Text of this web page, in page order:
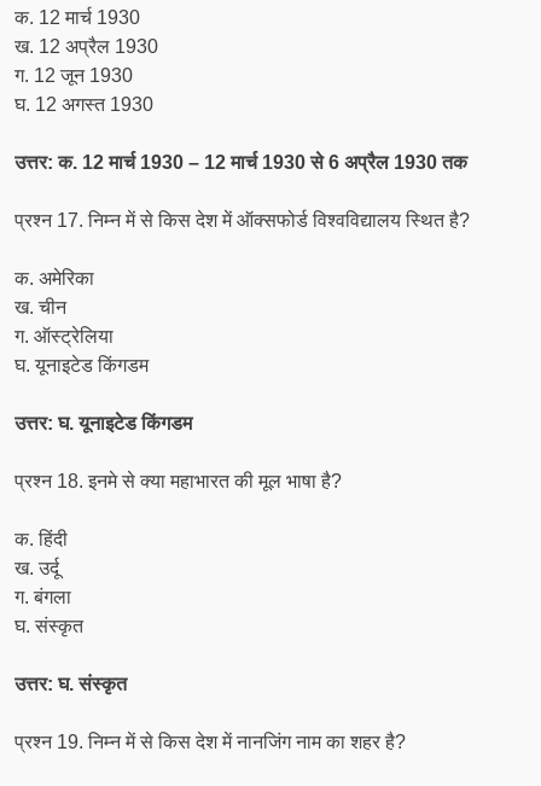
क. 12 मार्च 1930
ख. 12 अप्रैल 1930
ग. 12 जून 1930
घ. 12 अगस्त 1930
उत्तर: क. 12 मार्च 1930 – 12 मार्च 1930 से 6 अप्रैल 1930 तक
प्रश्न 17. निम्न में से किस देश में ऑक्सफोर्ड विश्वविद्यालय स्थित है?
क. अमेरिका
ख. चीन
ग. ऑस्ट्रेलिया
घ. यूनाइटेड किंगडम
उत्तर: घ. यूनाइटेड किंगडम
प्रश्न 18. इनमे से क्या महाभारत की मूल भाषा है?
क. हिंदी
ख. उर्दू
ग. बंगला
घ. संस्कृत
उत्तर: घ. संस्कृत
प्रश्न 19. निम्न में से किस देश में नानजिंग नाम का शहर है?